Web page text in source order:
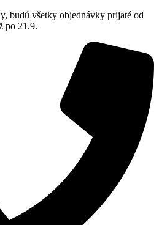
budú všetky objednávky prijaté od
po 21.9.